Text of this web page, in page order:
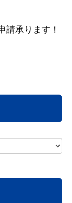
請承ります！